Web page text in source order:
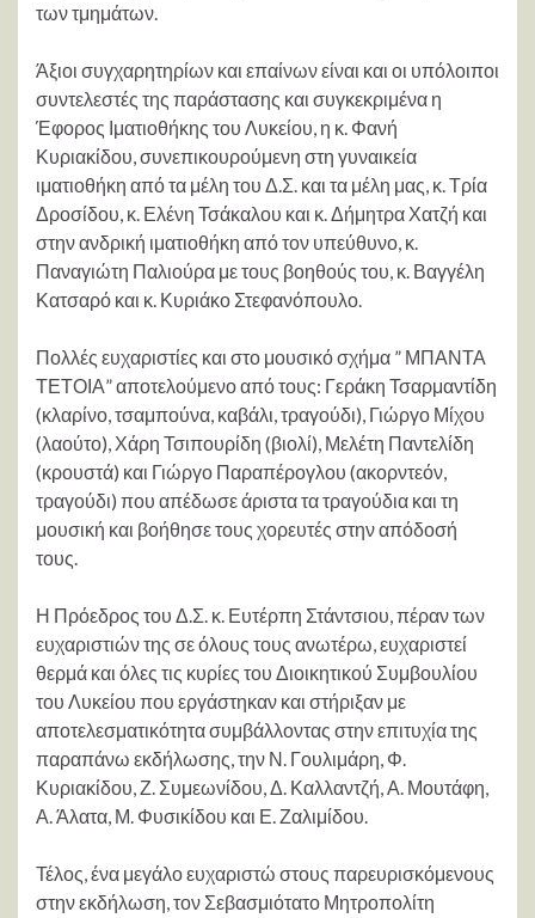
των τμημάτων.
Άξιοι συγχαρητηρίων και επαίνων είναι και οι υπόλοιποι
συντελεστές της παράστασης και συγκεκριμένα η
Έφορος Ιματιοθήκης του Λυκείου, η κ. Φανή
Κυριακίδου, συνεπικουρούμενη στη γυναικεία
ιματιοθήκη από τα μέλη του Δ.Σ. και τα μέλη μας, κ. Τρία
Δροσίδου, κ. Ελένη Τσάκαλου και κ. Δήμητρα Χατζή και
στην ανδρική ιματιοθήκη από τον υπεύθυνο, κ.
Παναγιώτη Παλιούρα με τους βοηθούς του, κ. Βαγγέλη
Κατσαρό και κ. Κυριάκο Στεφανόπουλο.
Πολλές ευχαριστίες και στο μουσικό σχήμα ” ΜΠΑΝΤΑ
ΤΕΤΟΙΑ” αποτελούμενο από τους: Γεράκη Τσαρμαντίδη
(κλαρίνο, τσαμπούνα, καβάλι, τραγούδι), Γιώργο Μίχου
(λαούτο), Χάρη Τσιπουρίδη (βιολί), Μελέτη Παντελίδη
(κρουστά) και Γιώργο Παραπέρογλου (ακορντεόν,
τραγούδι) που απέδωσε άριστα τα τραγούδια και τη
μουσική και βοήθησε τους χορευτές στην απόδοσή
τους.
Η Πρόεδρος του Δ.Σ. κ. Ευτέρπη Στάντσιου, πέραν των
ευχαριστιών της σε όλους τους ανωτέρω, ευχαριστεί
θερμά και όλες τις κυρίες του Διοικητικού Συμβουλίου
του Λυκείου που εργάστηκαν και στήριξαν με
αποτελεσματικότητα συμβάλλοντας στην επιτυχία της
παραπάνω εκδήλωσης, την Ν. Γουλιμάρη, Φ.
Κυριακίδου, Ζ. Συμεωνίδου, Δ. Καλλαντζή, Α. Μουτάφη,
Α. Άλατα, Μ. Φυσικίδου και Ε. Ζαλιμίδου.
Τέλος, ένα μεγάλο ευχαριστώ στους παρευρισκόμενους
στην εκδήλωση, τον Σεβασμιότατο Μητροπολίτη